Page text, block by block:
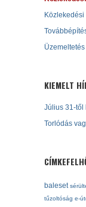
Üzemeltetés
KIEMELT
Július 31-től
Torlódás
baleset
tűzoltóság e-